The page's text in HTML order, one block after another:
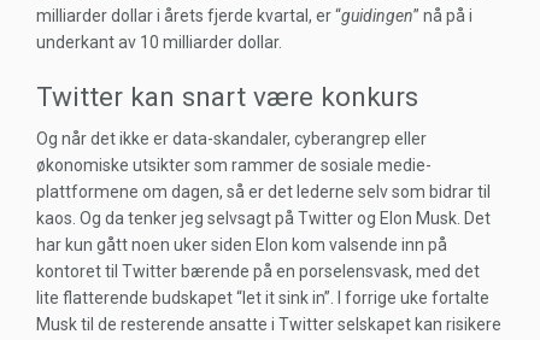
milliarder dollar i årets fjerde kvartal, er “guidingen” nå på i
underkant av 10 milliarder dollar.
Twitter kan snart være konkurs
Og når det ikke er data-skandaler, cyberangrep eller
økonomiske utsikter som rammer de sosiale medie-
plattformene om dagen, så er det lederne selv som bidrar til
kaos. Og da tenker jeg selvsagt på Twitter og Elon Musk. Det
har kun gått noen uker siden Elon kom valsende inn på
kontoret til Twitter bærende på en porselensvask, med det
lite flatterende budskapet “let it sink in”. I forrige uke fortalte
Musk til de resterende ansatte i Twitter selskapet kan risikere